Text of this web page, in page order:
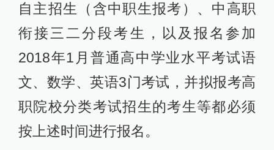
自主招生（含中职生报考）、中高职
衔接三二分段考生，以及报名参加
2018年1月普通高中学业水平考试语
文、数学、英语3门考试，并拟报考高
职院校分类考试招生的考生等都必须
按上述时间进行报名。